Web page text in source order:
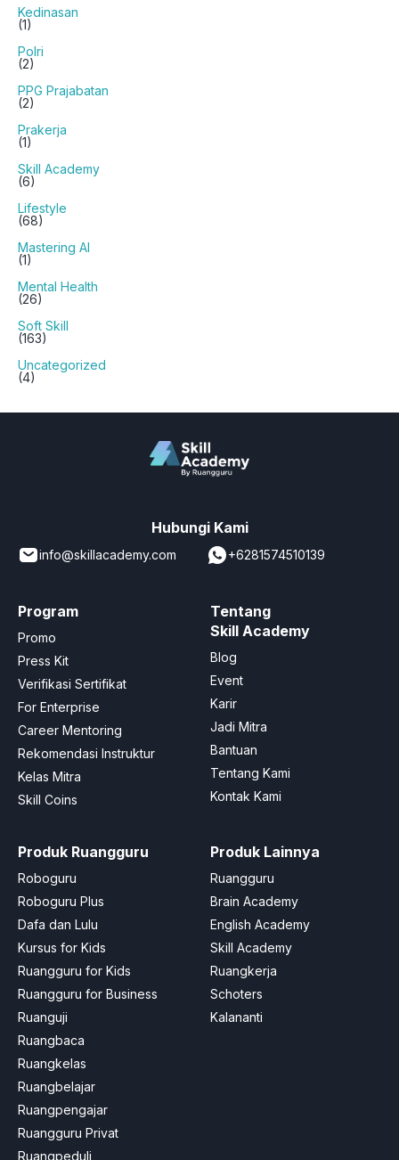
Kedinasan
(1)
Polri
(2)
PPG Prajabatan
(2)
Prakerja
(1)
Skill Academy
(6)
Lifestyle
(68)
Mastering AI
(1)
Mental Health
(26)
Soft Skill
(163)
Uncategorized
(4)
Hubungi Kami
info@skillacademy.com +6281574510139
Program
Promo
Press Kit
Verifikasi Sertifikat
For Enterprise
Career Mentoring
Rekomendasi Instruktur
Kelas Mitra
Skill Coins
Tentang
Skill Academy
Blog
Event
Karir
Jadi Mitra
Bantuan
Tentang Kami
Kontak Kami
Produk Ruangguru
Roboguru
Roboguru Plus
Dafa dan Lulu
Kursus for Kids
Ruangguru for Kids
Ruangguru for Business
Ruanguji
Ruangbaca
Ruangkelas
Ruangbelajar
Ruangpengajar
Ruangguru Privat
Ruangpeduli
Produk Lainnya
Ruangguru
Brain Academy
English Academy
Skill Academy
Ruangkerja
Schoters
Kalananti